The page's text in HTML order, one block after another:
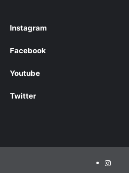
Instagram
Facebook
Youtube
Twitter